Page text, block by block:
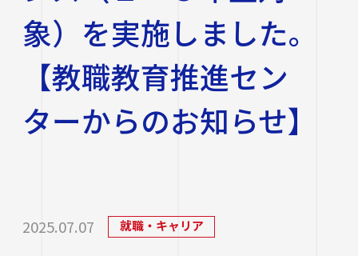
学長挨拶
建学の精神・学園訓
沿革
大学学章・ロゴ・学歌・応援歌
教員紹介
文学部
社会学部
教育学部
看護学部
学生生活
学費・奨学金
就職・キャリア支援
就職・キャリア支援
キャリアセンター
講座案内・行事予定
研究・社会連携
研究・社会連携
図書館
国際交流
グローバル教育センター（ランゲージプラザi
学校法人四天王寺学園
受験生の方
象）を実施しました。
【教職教育推進セン
ターからのお知らせ】
2025.07.07 就職・キャリア